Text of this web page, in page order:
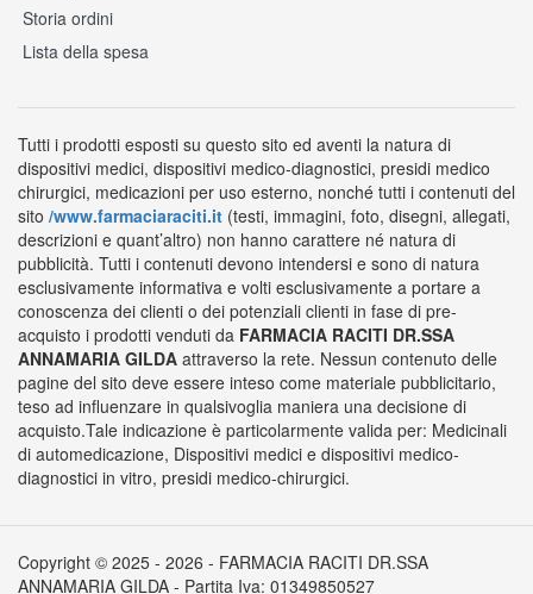
Storia ordini
Lista della spesa
Tutti i prodotti esposti su questo sito ed aventi la natura di
dispositivi medici, dispositivi medico-diagnostici, presidi medico
chirurgici, medicazioni per uso esterno, nonché tutti i contenuti del
sito /www.farmaciaraciti.it (testi, immagini, foto, disegni, allegati,
descrizioni e quant’altro) non hanno carattere né natura di
pubblicità. Tutti i contenuti devono intendersi e sono di natura
esclusivamente informativa e volti esclusivamente a portare a
conoscenza dei clienti o dei potenziali clienti in fase di pre-
acquisto i prodotti venduti da FARMACIA RACITI DR.SSA
ANNAMARIA GILDA attraverso la rete. Nessun contenuto delle
pagine del sito deve essere inteso come materiale pubblicitario,
teso ad influenzare in qualsivoglia maniera una decisione di
acquisto.Tale indicazione è particolarmente valida per: Medicinali
di automedicazione, Dispositivi medici e dispositivi medico-
diagnostici in vitro, presidi medico-chirurgici.
Copyright © 2025 - 2026 - FARMACIA RACITI DR.SSA
ANNAMARIA GILDA - Partita Iva: 01349850527